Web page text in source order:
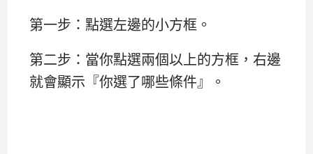
第一步：點選左邊的小方框。
第二步：當你點選兩個以上的方框，右邊
就會顯示『你選了哪些條件』。